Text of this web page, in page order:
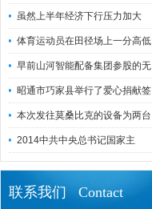
虽然上半年经济下行压力加大
体育运动员在田径场上一分高低
早前山河智能配备集团参股的无
昭通市巧家县举行了爱心捐献签
本次发往莫桑比克的设备为两台
2014中共中央总书记国家主
联系我们 Contact